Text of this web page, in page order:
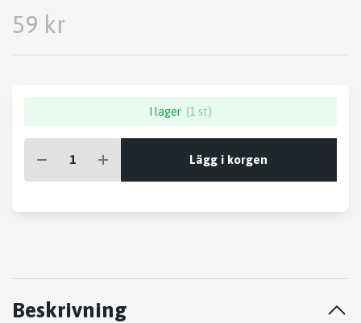
59 kr
I lager (1 st)
Lägg i korgen
Beskrivning